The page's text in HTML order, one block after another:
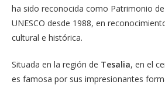
ha sido reconocida como Patrimonio
UNESCO desde 1988, en
cultural e histórica.
Situada en la región de Tesalia, en el
es famosa por sus impresionantes